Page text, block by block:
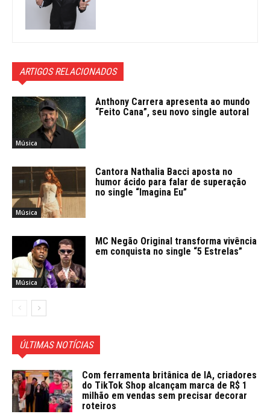
ARTIGOS RELACIONADOS
Música
Anthony Carrera apresenta ao mundo
“Feito Cana”, seu novo single autoral
Música
Cantora Nathalia Bacci aposta no
humor ácido para falar de superação
no single “Imagina Eu”
Música
MC Negão Original transforma vivência
em conquista no single “5 Estrelas”
ÚLTIMAS NOTÍCIAS
Com ferramenta britânica de IA, criadores
do TikTok Shop alcançam marca de R$ 1
milhão em vendas sem precisar decorar
roteiros